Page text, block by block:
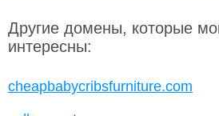
Другие домены, которые
интересны:
cheapbabycribsfurniture.com